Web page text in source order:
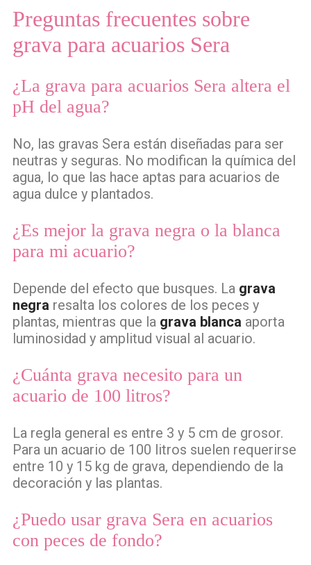
Preguntas frecuentes sobre
grava para acuarios Sera
¿La grava para acuarios Sera altera el
pH del agua?
No, las gravas Sera están diseñadas para ser
neutras y seguras. No modifican la química del
agua, lo que las hace aptas para acuarios de
agua dulce y plantados.
¿Es mejor la grava negra o la blanca
para mi acuario?
Depende del efecto que busques. La grava
negra resalta los colores de los peces y
plantas, mientras que la grava blanca aporta
luminosidad y amplitud visual al acuario.
¿Cuánta grava necesito para un
acuario de 100 litros?
La regla general es entre 3 y 5 cm de grosor.
Para un acuario de 100 litros suelen requerirse
entre 10 y 15 kg de grava, dependiendo de la
decoración y las plantas.
¿Puedo usar grava Sera en acuarios
con peces de fondo?